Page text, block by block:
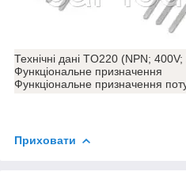
Технічні дані TO220 (NPN;
Функціональне призначення
Функціональне призначення
Приховати